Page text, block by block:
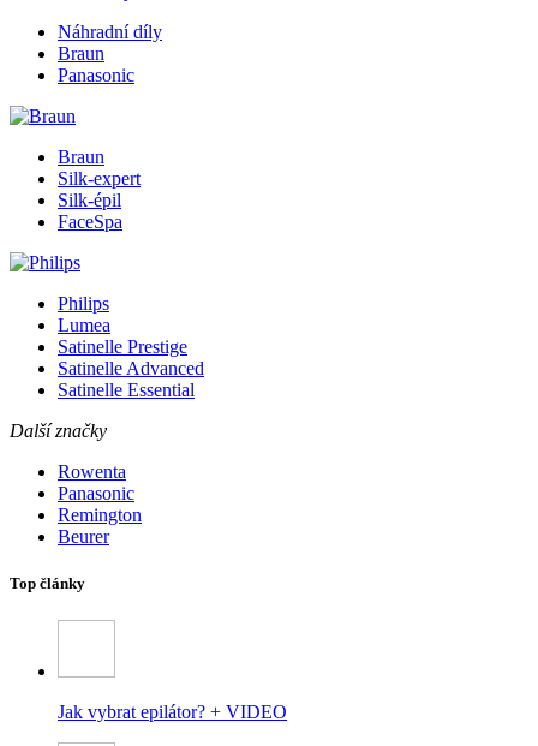
Náhradní díly
Braun
Panasonic
Braun
Silk-expert
Silk-épil
FaceSpa
Philips
Lumea
Satinelle Prestige
Satinelle Advanced
Satinelle Essential
Další značky
Rowenta
Panasonic
Remington
Beurer
Top články
Jak vybrat epilátor? + VIDEO